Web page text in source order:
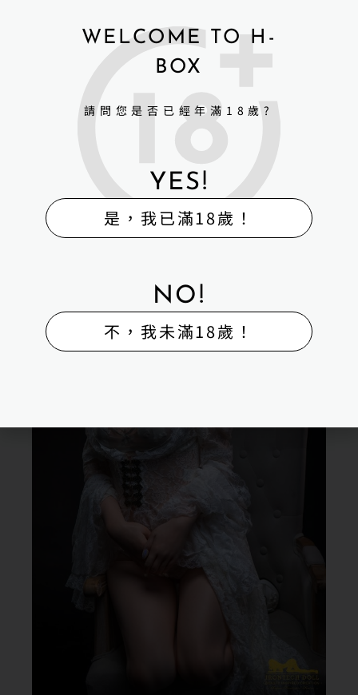
WELCOME TO H-
BOX
請問您是否已經年滿18歲?
YES!
是，我已滿18歲！
NO!
不，我未滿18歲！